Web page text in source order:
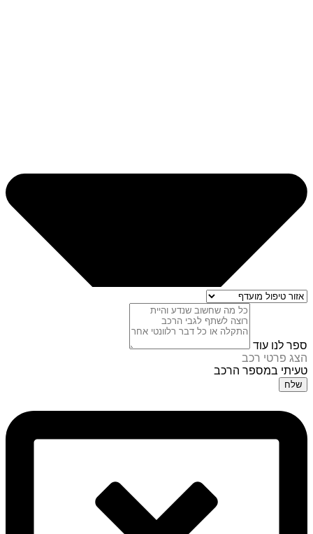
ספר לנו עוד
הצג פרטי רכב
טעיתי במספר הרכב
שלח